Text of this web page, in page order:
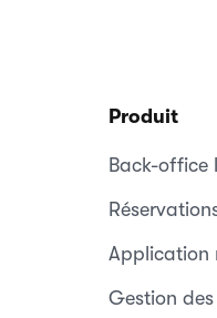
Produit
Back-office
Application
Gestion